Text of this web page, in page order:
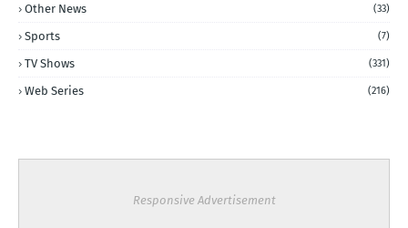
Other News (33)
Sports (7)
TV Shows (331)
Web Series (216)
Responsive Advertisement